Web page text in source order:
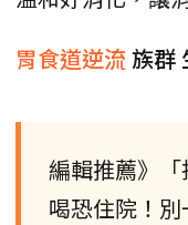
胃食道逆流 族群
編輯推薦》
喝恐住院！